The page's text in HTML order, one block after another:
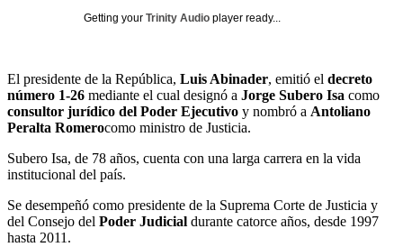
Getting your Trinity Audio player ready...
El presidente de la República, Luis Abinader, emitió el decreto
número 1-26 mediante el cual designó a Jorge Subero Isa como
consultor jurídico del Poder Ejecutivo y nombró a Antoliano
Peralta Romerocomo ministro de Justicia.
Subero Isa, de 78 años, cuenta con una larga carrera en la vida
institucional del país.
Se desempeñó como presidente de la Suprema Corte de Justicia y
del Consejo del Poder Judicial durante catorce años, desde 1997
hasta 2011.